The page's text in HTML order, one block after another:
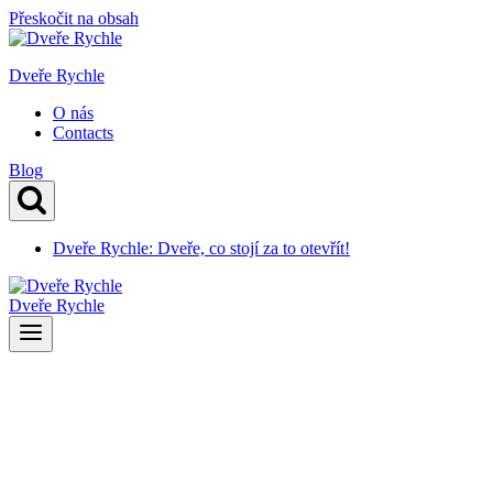
Přeskočit na obsah
Dveře Rychle
O nás
Contacts
Blog
Dveře Rychle: Dveře, co stojí za to otevřít!
Dveře Rychle